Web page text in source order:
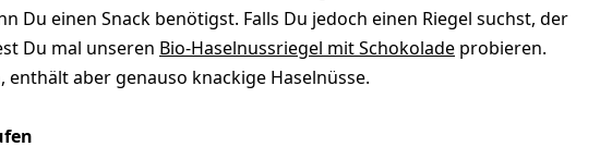
Du einen Snack benötigst. Falls Du jedoch einen Riegel suchst, der
Du mal unseren Bio-Haselnussriegel mit Schokolade probieren.
aber genauso knackige Haselnüsse.